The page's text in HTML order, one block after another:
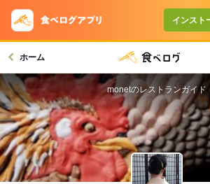
インスト
ホーム
monetのレストランガイド